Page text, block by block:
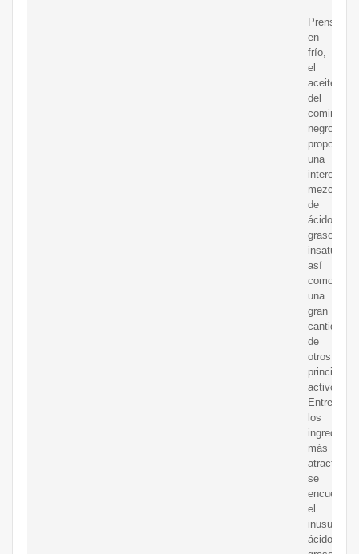
Prensado
en
frío,
el
aceite
del
comino
negro
una
interesante
mezcla
de
ácidos
grasos
así
como
una
gran
cantidad
de
otros
principios
activos.
Entre
los
más
atractivos
se
encuentra
el
inusual
ácido